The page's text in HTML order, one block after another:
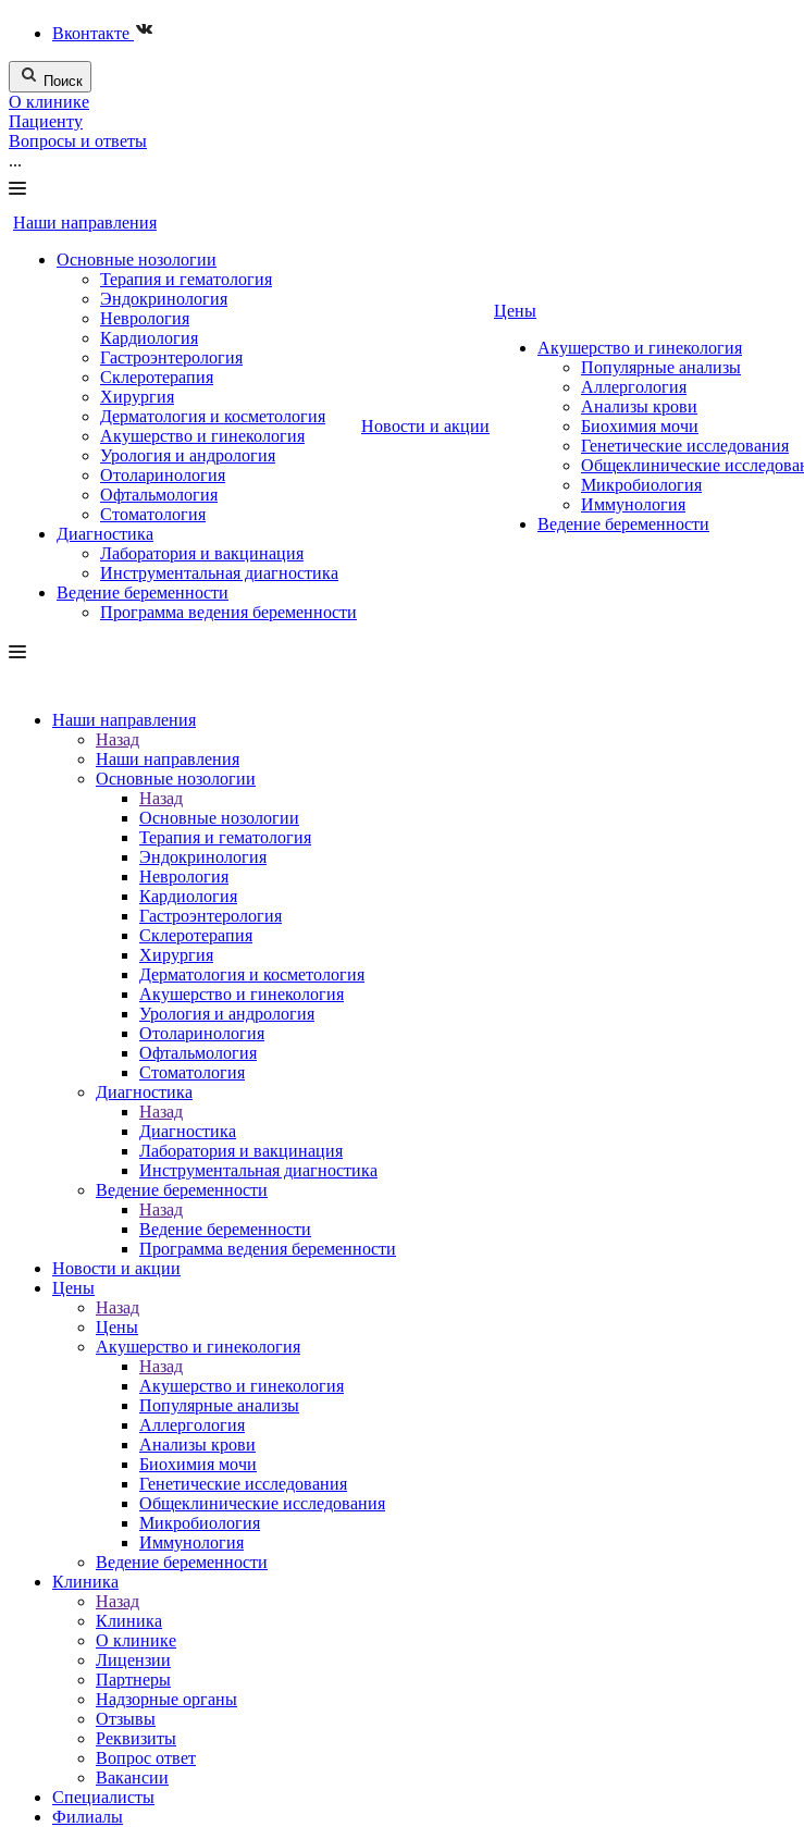
Вконтакте
Поиск
О клинике
Пациенту
Вопросы и ответы
...
Наши направления
Основные нозологии
Терапия и гематология
Эндокринология
Неврология
Кардиология
Гастроэнтерология
Склеротерапия
Хирургия
Дерматология и косметология
Акушерство и гинекология
Урология и андрология
Отоларинология
Офтальмология
Стоматология
Диагностика
Лаборатория и вакцинация
Инструментальная диагностика
Ведение беременности
Программа ведения беременности
Новости и акции
Цены
Акушерство и гинекология
Популярные анализы
Аллергология
Анализы крови
Биохимия мочи
Генетические исследования
Общеклинические
Микробиология
Иммунология
Ведение беременности
Наши направления
Назад
Наши направления
Основные нозологии
Назад
Основные нозологии
Терапия и гематология
Эндокринология
Неврология
Кардиология
Гастроэнтерология
Склеротерапия
Хирургия
Дерматология и косметология
Акушерство и гинекология
Урология и андрология
Отоларинология
Офтальмология
Стоматология
Диагностика
Назад
Диагностика
Лаборатория и вакцинация
Инструментальная диагностика
Ведение беременности
Назад
Ведение беременности
Программа ведения беременности
Новости и акции
Цены
Назад
Цены
Акушерство и гинекология
Назад
Акушерство и гинекология
Популярные анализы
Аллергология
Анализы крови
Биохимия мочи
Генетические исследования
Общеклинические исследования
Микробиология
Иммунология
Ведение беременности
Клиника
Назад
Клиника
О клинике
Лицензии
Партнеры
Надзорные органы
Отзывы
Реквизиты
Вопрос ответ
Вакансии
Специалисты
Филиалы